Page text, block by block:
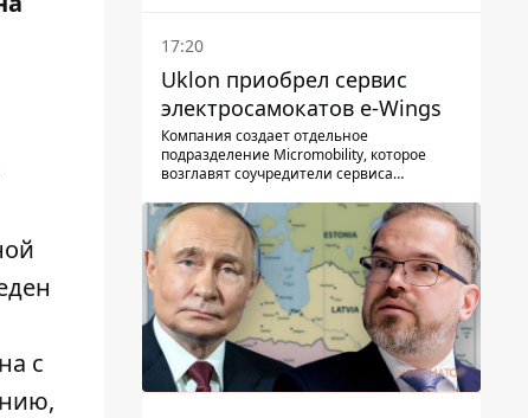
с
17:20
Uklon приобрел сервис
электросамокатов e-Wings
Компания создает отдельное
подразделение Micromobility, которое
возглавят соучредители сервиса